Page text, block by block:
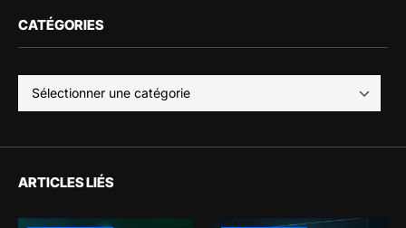
CATÉGORIES
ARTICLES LIÉS